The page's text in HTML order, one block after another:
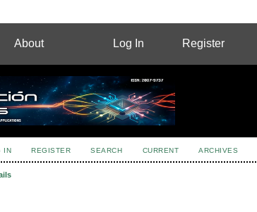
About Log In Register
IN REGISTER SEARCH CURRENT ARCHIVES